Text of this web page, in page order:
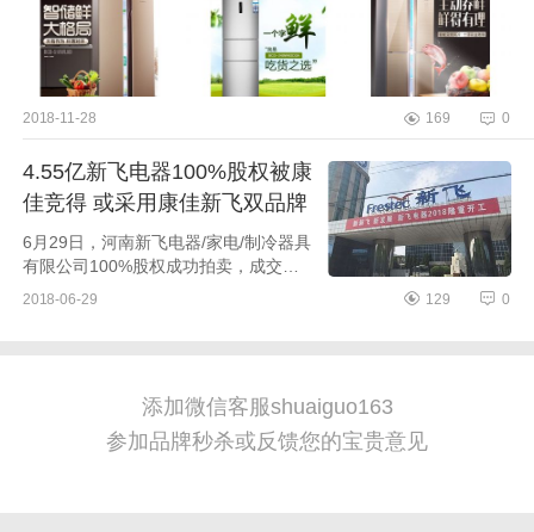
2018-11-28 169 0
4.55亿新飞电器100%股权被康
佳竞得 或采用康佳新飞双品牌
战略
6月29日，河南新飞电器/家电/制冷器具
有限公司100%股权成功拍卖，成交价
为4.55亿元，较4.5亿元的底价超出500
2018-06-29 129 0
添加微信客服shuaiguo163
参加品牌秒杀或反馈您的宝贵意见